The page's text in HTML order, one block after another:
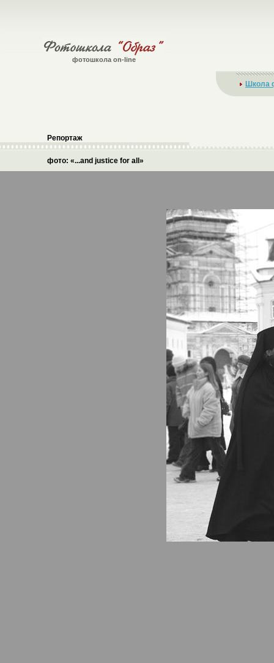
фотошкола on-line
Школа
Репортаж
фото: «...and justice for all»